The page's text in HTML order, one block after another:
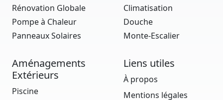
Rénovation Globale
Pompe à Chaleur
Panneaux Solaires
Climatisation
Douche
Monte-Escalier
Aménagements
Extérieurs
Piscine
Liens utiles
À propos
Mentions légales